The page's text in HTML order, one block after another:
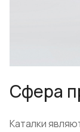
Сфера
Каталки